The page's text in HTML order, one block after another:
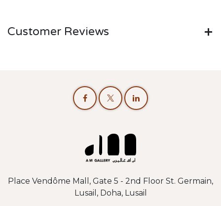
Customer Reviews
Place Vendôme Mall, Gate 5 - 2nd Floor St. Germain,
Lusail, Doha, Lusail